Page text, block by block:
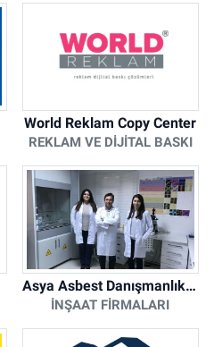
World Reklam Copy Center
REKLAM VE DIJITAL BASKI
Asya Asbest Danışmanlık - Asbest Söküm ve Asbest Raporu
İNŞAAT FIRMALARI